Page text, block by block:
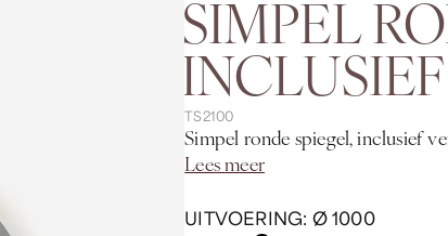
SIMPEL
TS2100
Simpel ronde spiegel, inclusief
Lees meer
UITVOERING: Ø 1000